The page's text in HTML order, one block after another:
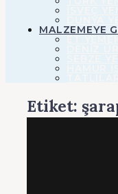
MALZEMEYE
Etiket: